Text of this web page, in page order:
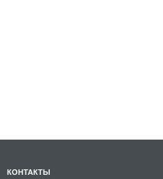
КОНТАКТЫ